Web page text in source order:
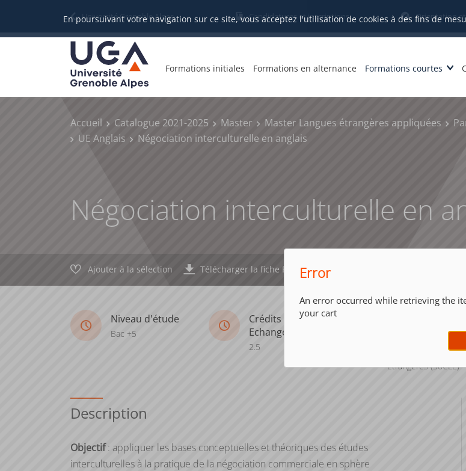
En poursuivant votre navigation sur ce site, vous acceptez l'utilisation de cookies à des fins de
Université Grenoble Alpes Candidatures et inscriptions Orientation
Formations initiales Formations en alternance Formations courtes
Accueil Catalogue 2021-2025 Master Master Langues étrangères appliquées
UE Anglais
Négociation interculturelle en anglais
Négociation interculturelle en
Ajouter à la sélection Télécharger la fiche PDF
Niveau d'étude
Bac +5
Crédits ECTS
Echange
2.5
Étrangères (SoCLE)
Description
Objectif: appliquer les bases conceptuelles et théoriques des études
interculturelles à la pratique de la négociation commerciale en sphère
Error
An error occurred while retrieving the
your cart